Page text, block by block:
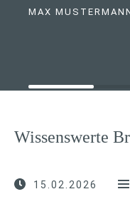
MAX
Wissenswerte
15.02.2026